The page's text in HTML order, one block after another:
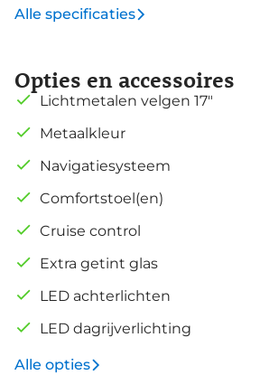
Alle specificaties
Opties en accessoires
Lichtmetalen velgen 17"
Metaalkleur
Navigatiesysteem
Comfortstoel(en)
Cruise control
Extra getint glas
LED achterlichten
LED dagrijverlichting
Alle opties